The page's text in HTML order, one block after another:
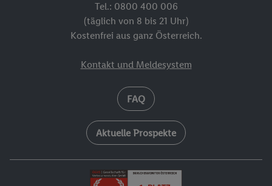
Tel.: 0800 400 006
(täglich von 8 bis 21 Uhr)
Kostenfrei aus ganz Österreich.
Kontakt und Meldesystem
FAQ
Aktuelle Prospekte